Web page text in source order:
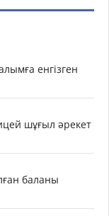
енгізген
шұғыл әрекет
баланы